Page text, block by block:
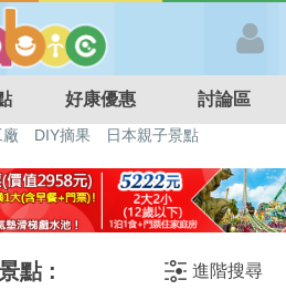
好康優惠 討論區
DIY摘果
日本親子景點
點 : 進階搜尋